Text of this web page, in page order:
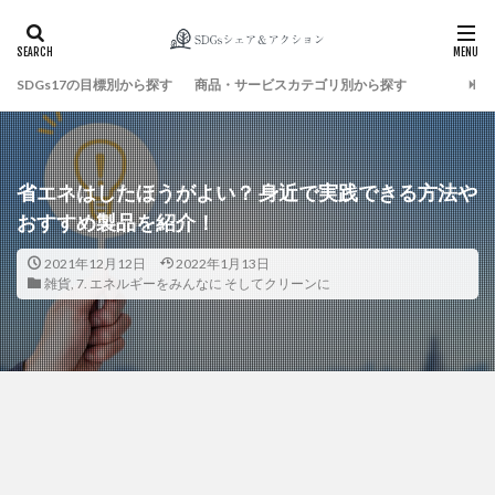
SDGs17の目標別から探す 商品・サービスカテゴリ別から探す
省エネはしたほうがよい？ 身近で実践できる方法や
おすすめ製品を紹介！
2021年12月12日
2022年1月13日
雑貨, 7. エネルギーをみんなに そしてクリーンに
検索